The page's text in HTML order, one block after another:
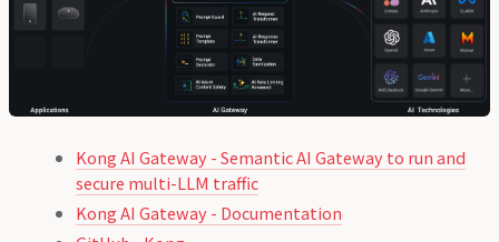
Kong AI Gateway - Semantic AI Gateway to run and
secure multi-LLM traffic
Kong AI Gateway - Documentation